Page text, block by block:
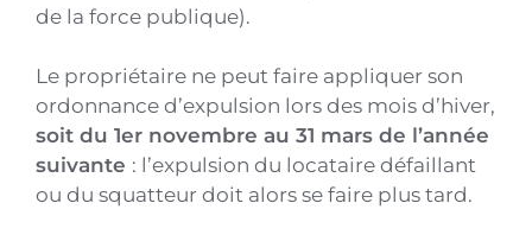
de la force publique).
Le propriétaire ne peut faire appliquer son
ordonnance d’expulsion lors des mois d’hiver,
soit du 1er novembre au 31 mars de l’année
suivante : l’expulsion du locataire défaillant
ou du squatteur doit alors se faire plus tard.